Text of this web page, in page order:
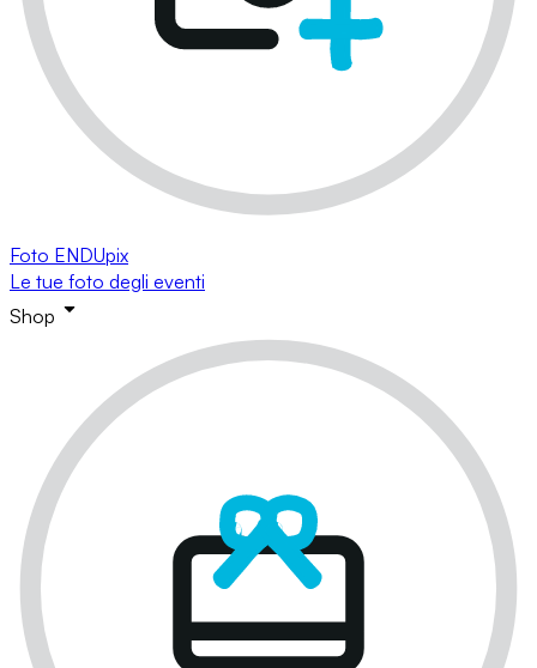
Foto ENDUpix
Le tue foto degli eventi
Shop